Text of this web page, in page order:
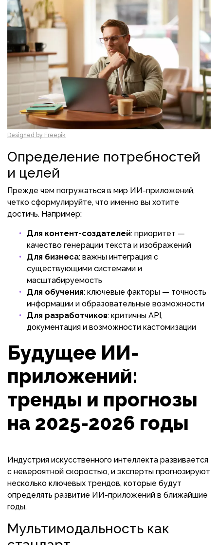
Designed by Freepik
Определение потребностей
и целей
Прежде чем погружаться в мир ИИ-приложений,
четко сформулируйте, что именно вы хотите
достичь. Например:
Для контент-создателей: приоритет —
качество генерации текста и изображений
Для бизнеса: важны интеграция с
существующими системами и
масштабируемость
Для обучения: ключевые факторы — точность
информации и образовательные возможности
Для разработчиков: критичны API,
документация и возможности кастомизации
Будущее ИИ-
приложений:
тренды и прогнозы
на 2025-2026 годы
Индустрия искусственного интеллекта развивается
с невероятной скоростью, и эксперты прогнозируют
несколько ключевых трендов, которые будут
определять развитие ИИ-приложений в ближайшие
годы.
Мультимодальность как